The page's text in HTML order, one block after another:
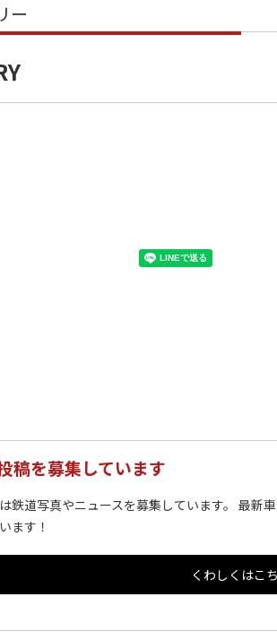
ー
稿を募集しています
鉄道写真やニュースを募集しています。 最新
ます！
くわしくはこ